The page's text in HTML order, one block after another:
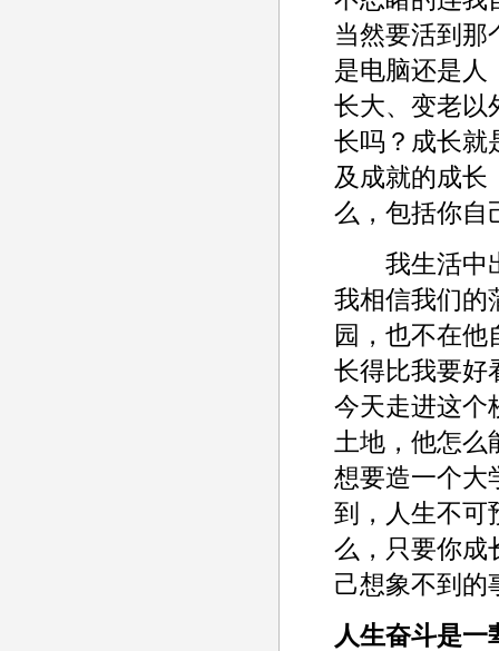
当然要活到那
是电脑还是人
长大、变老以
长吗？成长就
及成就的成长
么，包括你自
我生活中出
我相信我们的
园，也不在他
长得比我要好
今天走进这个
土地，他怎么
想要造一个大
到，人生不可
么，只要你成
己想象不到的
人生奋斗是一